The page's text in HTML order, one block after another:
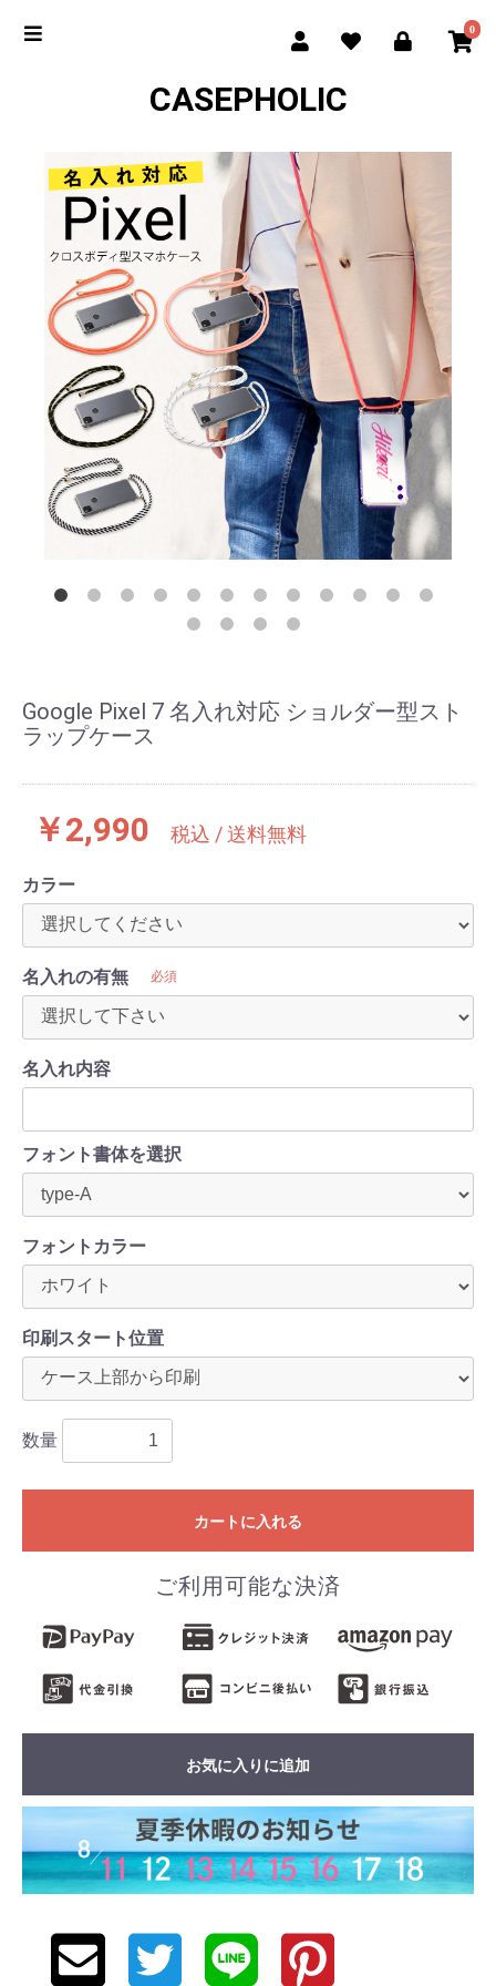
0
CASEPHOLIC
Google Pixel 7 名入れ対応 ショルダー型スト
ラップケース
￥2,990 税込 / 送料無料
カラー
名入れの有無 必須
名入れ内容
フォント書体を選択
フォントカラー
印刷スタート位置
数量
カートに入れる
ご利用可能な決済
お気に入りに追加